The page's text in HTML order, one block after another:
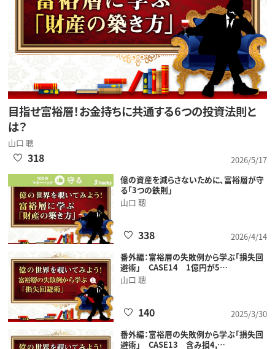
目指せ富裕層！お金持ちに共通する6つの投資法則と
は？
山口 聰
2026/5/17
318
億の資産を減らさないために、富裕層が守
る「3つの鉄則」
山口 聰
2026/4/14
338
番外編：富裕層の失敗例から学ぶ「損失回
避術」 CASE14 1億円が5…
山口 聰
2025/3/30
140
番外編：富裕層の失敗例から学ぶ「損失回
避術」 CASE13 含み損4,…